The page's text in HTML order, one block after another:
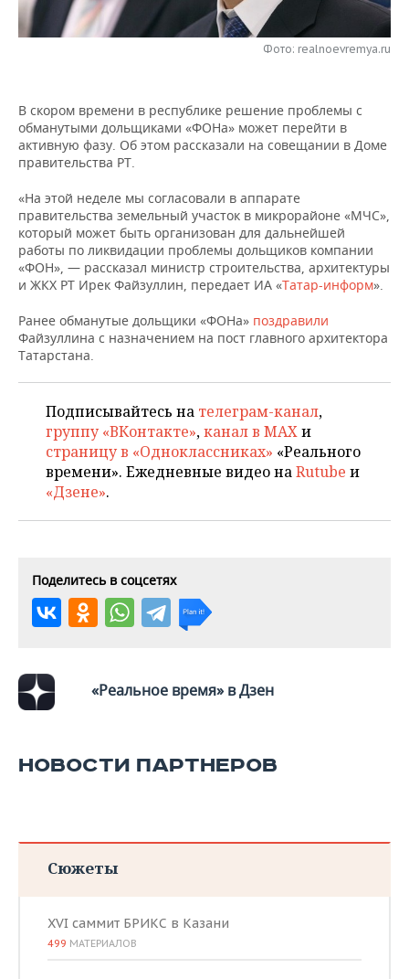
НЕФТЕХИМИЯ
ЭНЕРГЕТИКА
РОЗНИЧНАЯ ТОРГОВЛЯ
УСЛУГИ
НОВОСТИ ТЕХНОЛОГИЙ
МЕДИА
ТЕЛЕКОММУНИКАЦИИ
МЕРОПРИЯТИЯ
ВЫЕЗДНАЯ РЕДАКЦИЯ
БИЗНЕС-БРАНЧИ
ONLINE-КОНФЕРЕНЦИИ
ОТКРЫТАЯ ЛЕКЦИЯ
НОВОСТИ СПОРТА
ФУТБОЛ
ХОККЕЙ
БАСКЕТБОЛ
ВОЛЕЙБОЛ
КИБЕРСПОРТ
ВОДНЫЕ ВИДЫ СПОРТА
ХОККЕЙ С МЯЧОМ
ОБЩЕСТВО
НОВОСТИ ОБЩЕСТВА
ВЛАСТЬ
ИНФРАСТРУКТУРА
ИСТОРИЯ
КУЛЬТУРА
ОБРАЗОВАНИЕ
ПРОИСШЕСТВИЯ
ФОТОГАЛЕРЕЯ
СЮЖЕТЫ
СПРАВОЧНИК
СПИСОК ПЕРСОН
СПИСОК КОМПАНИЙ
ПОЛНАЯ ВЕРСИЯ
Фото: realnoevremya.ru
В скором времени в республике решение проблемы с
обманутыми дольщиками «ФОНа» может перейти в
активную фазу. Об этом рассказали на совещании в Доме
правительства РТ.
«На этой неделе мы согласовали в аппарате
правительства земельный участок в микрорайоне «МЧС»,
который может быть организован для дальнейшей
работы по ликвидации проблемы дольщиков компании
«ФОН», — рассказал министр строительства, архитектуры
и ЖКХ РТ Ирек Файзуллин, передает ИА «Татар-информ».
Ранее обманутые дольщики «ФОНа» поздравили
Файзуллина с назначением на пост главного архитектора
Татарстана.
Подписывайтесь на телеграм-канал,
группу «ВКонтакте»,канал в MAXи
страницу в «Одноклассниках» «Реального
времени». Ежедневные видео наRutube и
«Дзене».
Поделитесь в соцсетях
«Реальное время» в Дзен
НОВОСТИ ПАРТНЕРОВ
Сюжеты
XVI саммит БРИКС в Казани
499 МАТЕРИАЛОВ